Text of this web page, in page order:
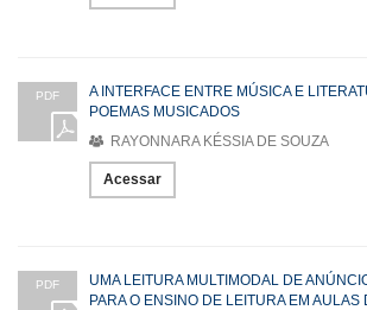
PDF
A INTERFACE ENTRE MÚSICA E
POEMAS MUSICADOS
RAYONNARA KÉSSIA DE SOUZA
Acessar
PDF
UMA LEITURA MULTIMODAL DE
PARA O ENSINO DE LEITURA EM AULAS